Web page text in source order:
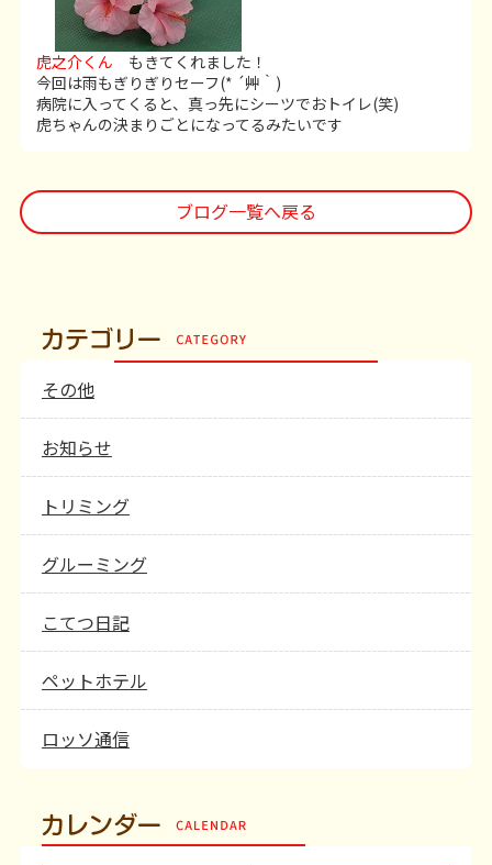
虎之介くん もきてくれました！
今回は雨もぎりぎりセーフ(* ´艸｀)
病院に入ってくると、真っ先にシーツでおトイレ(笑)
虎ちゃんの決まりごとになってるみたいです
ブログ一覧へ戻る
その他
お知らせ
トリミング
グルーミング
こてつ日記
ペットホテル
ロッソ通信
カレンダー